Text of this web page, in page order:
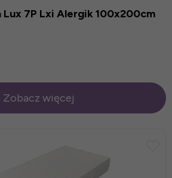
7P Lxi Alergik 100x200cm
Zobacz więcej